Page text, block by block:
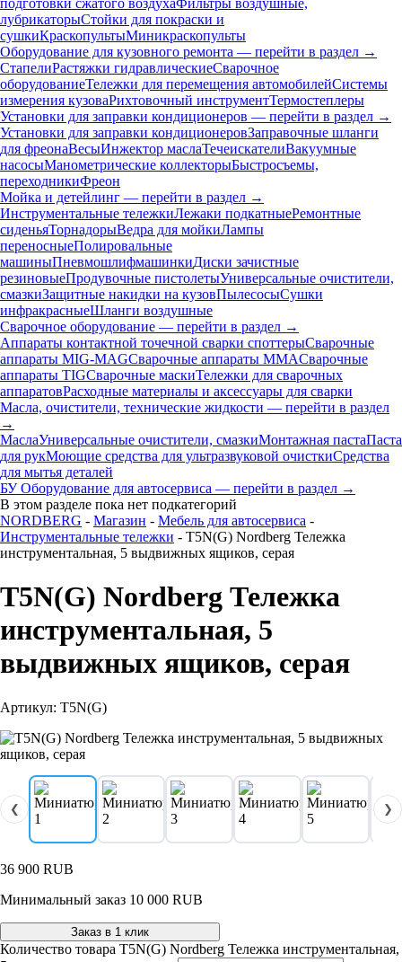
подготовки сжатого воздухаФильтры воздушные,
лубрикаторыСтойки для покраски и
сушкиКраскопультыМиникраскопульты
Оборудование для кузовного ремонта — перейти в раздел →
СтапелиРастяжки гидравлическиеСварочное
оборудованиеТележки для перемещения автомобилейСистемы
измерения кузоваРихтовочный инструментТермостеплеры
Установки для заправки кондиционеров — перейти в раздел →
Установки для заправки кондиционеровЗаправочные шланги
для фреонаВесыИнжектор маслаТечеискателиВакуумные
насосыМанометрические коллекторыБыстросъемы,
переходникиФреон
Мойка и детейлинг — перейти в раздел →
Инструментальные тележкиЛежаки подкатныеРемонтные
сиденьяТорнадорыВедра для мойкиЛампы
переносныеПолировальные
машиныПневмошлифмашинкиДиски зачистные
резиновыеПродувочные пистолетыУниверсальные очистители,
смазкиЗащитные накидки на кузовПылесосыСушки
инфракрасныеШланги воздушные
Сварочное оборудование — перейти в раздел →
Аппараты контактной точечной сварки cпоттерыСварочные
аппараты MIG-MAGСварочные аппараты MMAСварочные
аппараты TIGСварочные маскиТележки для сварочных
аппаратовРасходные материалы и аксессуары для сварки
Масла, очистители, технические жидкости — перейти в раздел
→
МаслаУниверсальные очистители, смазкиМонтажная пастаПаста
для рукМоющие средства для ультразвуковой очисткиСредства
для мытья деталей
БУ Оборудование для автосервиса — перейти в раздел →
В этом разделе пока нет подкатегорий
NORDBERG - Магазин - Мебель для автосервиса -
Инструментальные тележки - T5N(G) Nordberg Тележка
инструментальная, 5 выдвижных ящиков, серая
T5N(G) Nordberg Тележка
инструментальная, 5
выдвижных ящиков, серая
Артикул: T5N(G)
❮ ❯
36 900 RUB
Минимальный заказ 10 000 RUB
Заказ в 1 клик
Количество товара T5N(G) Nordberg Тележка инструментальная,